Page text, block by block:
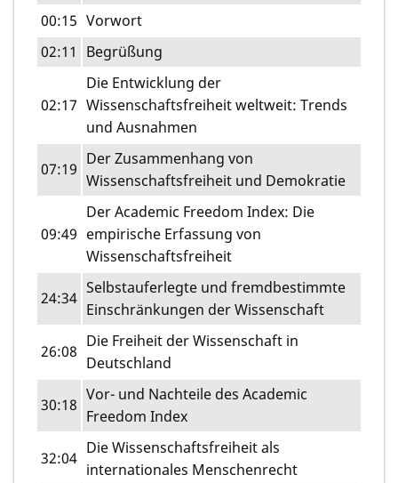
00:15 Vorwort
02:11
Begrüßung
02:17
Die Entwicklung der
Wissenschaftsfreiheit weltweit: Trends
und Ausnahmen
07:19
Der Zusammenhang von
Wissenschaftsfreiheit und Demokratie
09:49
Der Academic Freedom Index: Die
empirische Erfassung von
Wissenschaftsfreiheit
24:34
Selbstauferlegte und fremdbestimmte
Einschränkungen der Wissenschaft
26:08
Die Freiheit der Wissenschaft in
Deutschland
30:18
Vor- und Nachteile des Academic
Freedom Index
32:04
Die Wissenschaftsfreiheit als
internationales Menschenrecht